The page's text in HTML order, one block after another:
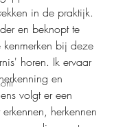
in de praktijk.
en beknopt te
bij deze
horen. Ik ervaar
en
volgt er een
herkennen